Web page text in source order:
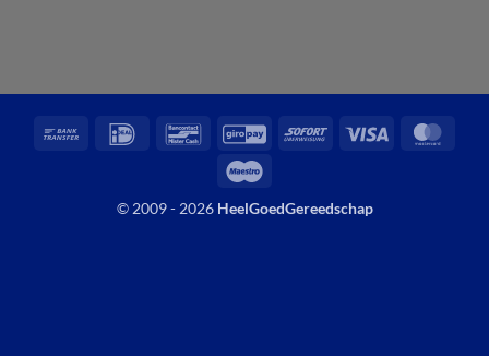
Bank
IDeal BancontactGiroPay Sofort Visa
© 2009 - 2026 HeelGoedGereedschap